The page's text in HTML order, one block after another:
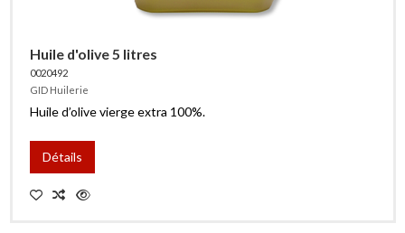
Huile d'olive 5 litres
0020492
GID Huilerie
Huile d’olive vierge extra 100%.
Détails